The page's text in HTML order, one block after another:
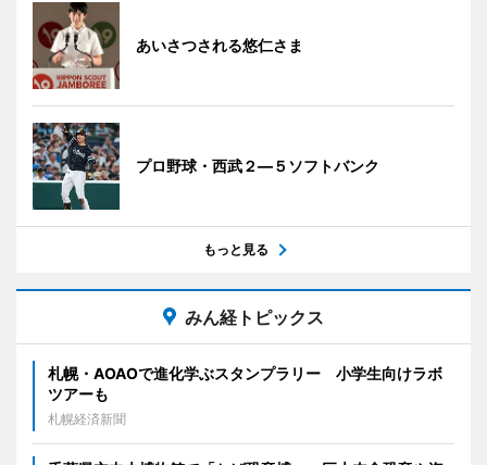
あいさつされる悠仁さま
プロ野球・西武２―５ソフトバンク
もっと見る
みん経トピックス
札幌・AOAOで進化学ぶスタンプラリー 小学生向けラボ
ツアーも
札幌経済新聞